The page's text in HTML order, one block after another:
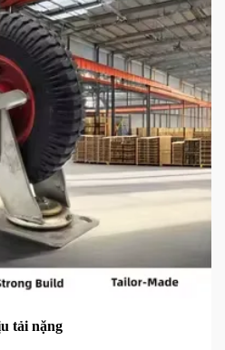
tải nặng